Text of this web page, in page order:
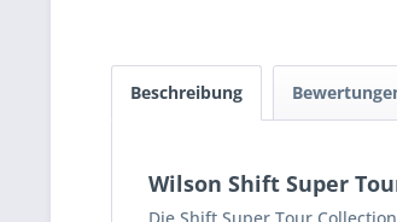
Beschreibung
Wilson Shift Super